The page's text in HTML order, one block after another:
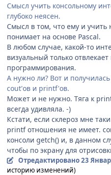
Смысл учить консольному
глубоко неясен.
Смысл в том, что ему и учить
понимает на основе Pascal.
В любом случае, какой-то
визуальный только
программирования.
А нужно ли? Вот и
cout'ов и printf'ов.
Может и не нужно. Тяга к
всегда удивляла. -)
Кстати, если склероз мне
printf отношения не имеет.
консоли getch() и, в данном
чтобы по экрану для
Отредактировано23
историю изменений)